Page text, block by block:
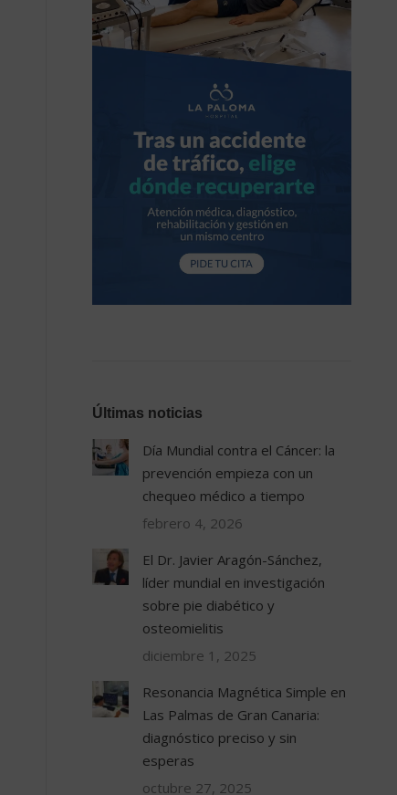
Últimas noticias
Día Mundial contra el Cáncer: la
prevención empieza con un
chequeo médico a tiempo
febrero 4, 2026
El Dr. Javier Aragón-Sánchez,
líder mundial en investigación
sobre pie diabético y
osteomielitis
diciembre 1, 2025
Resonancia Magnética Simple en
Las Palmas de Gran Canaria:
diagnóstico preciso y sin
esperas
octubre 27, 2025